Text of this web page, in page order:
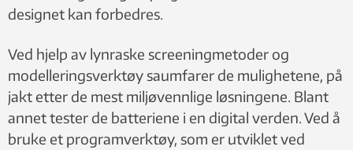
designet kan forbedres.
Ved hjelp av lynraske screeningmetoder og
modelleringsverktøy saumfarer de mulighetene, på
jakt etter de mest miljøvennlige løsningene. Blant
annet tester de batteriene i en digital verden. Ved å
bruke et programverktøy, som er utviklet ved